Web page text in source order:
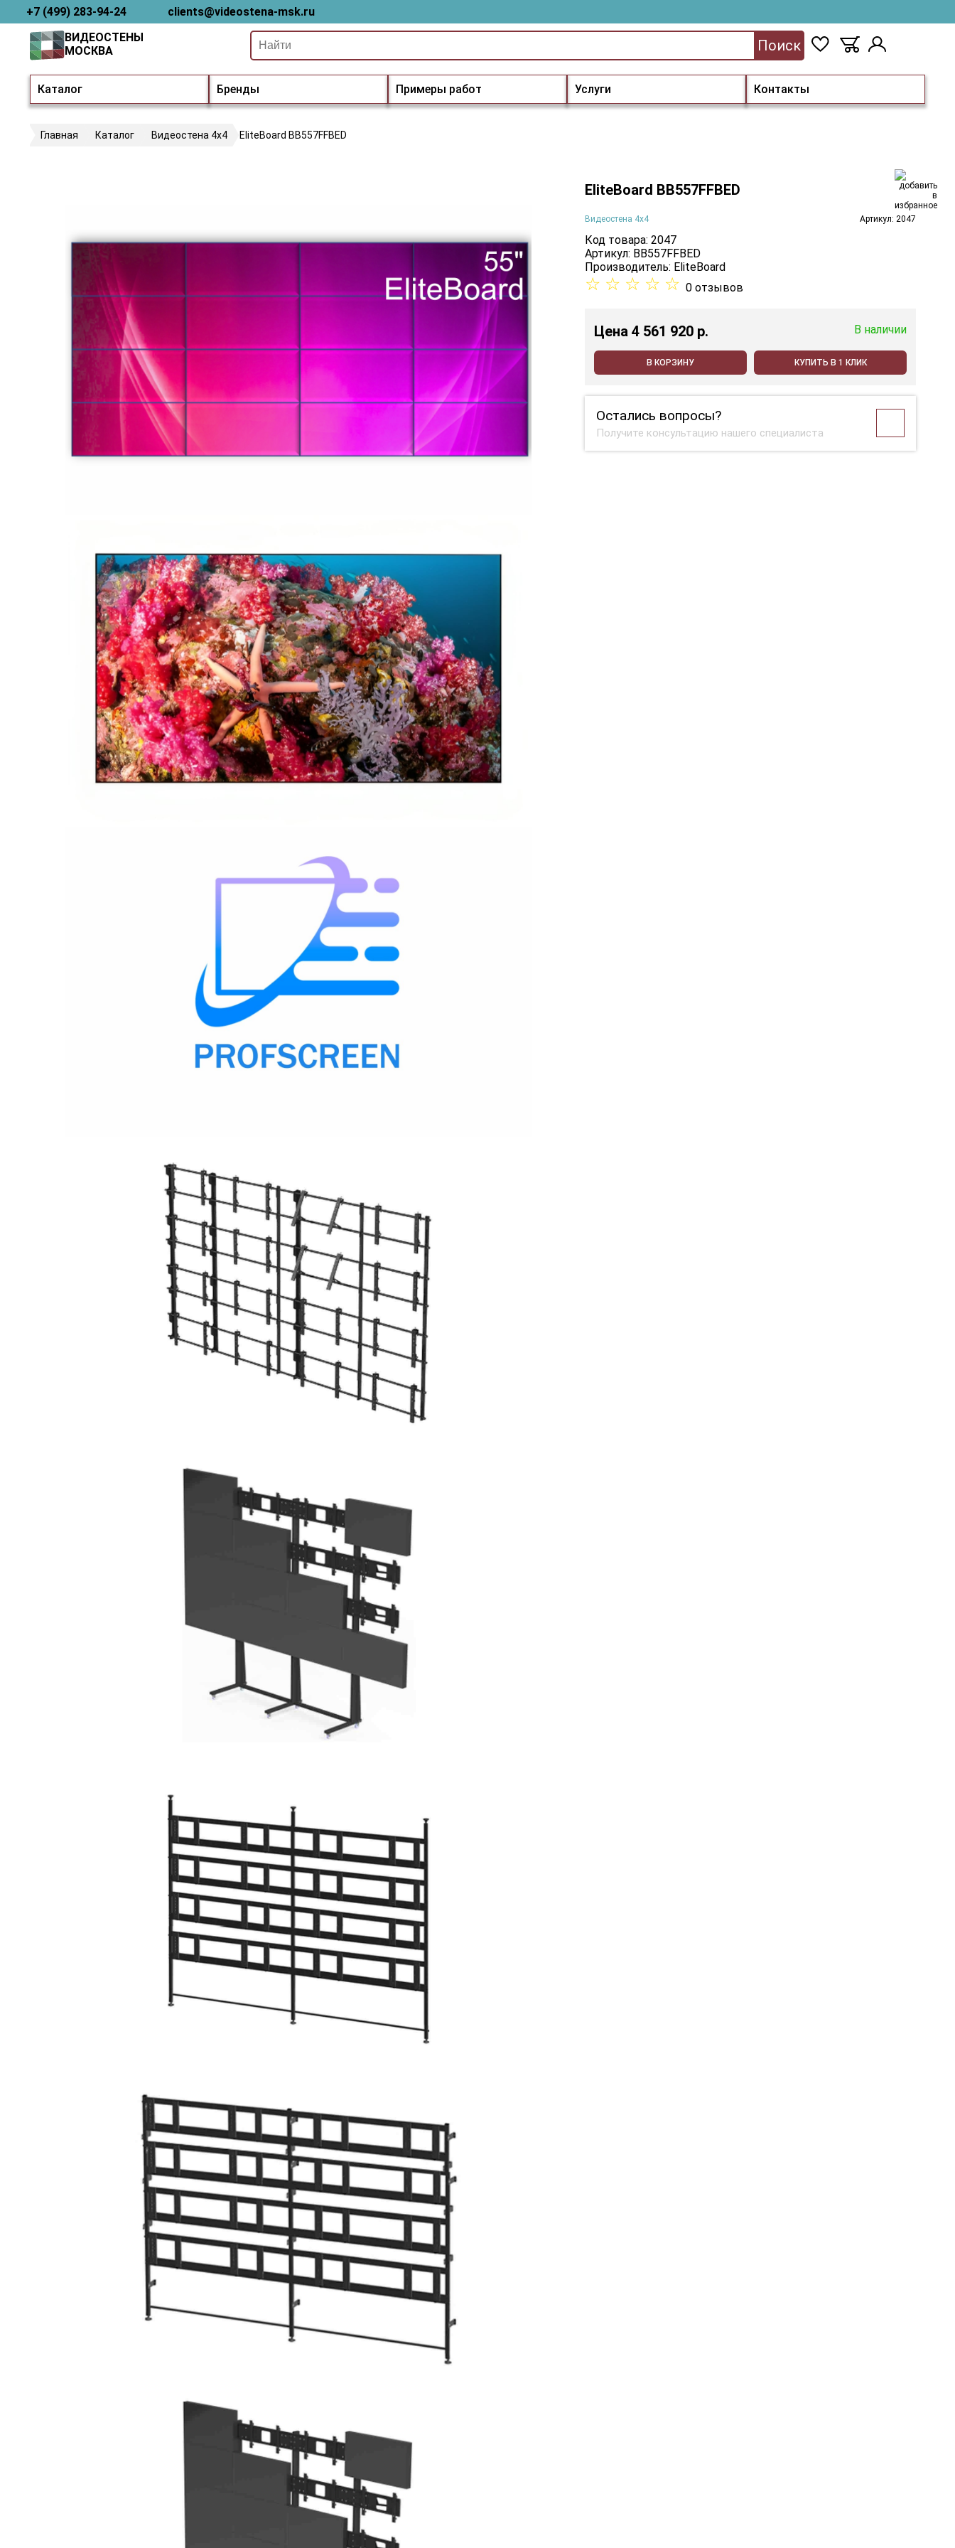
+7 (499) 283-94-24 clients@videostena-msk.ru
Каталог Бренды Примеры работ Услуги Контакты
ВИДЕОСТЕНЫ
МОСКВА
Поиск
Главная Каталог Видеостена 4х4 EliteBoard BB557FFBED
EliteBoard BB557FFBED
Видеостена 4х4 Артикул: 2047
Код товара: 2047
Артикул: BB557FFBED
Производитель: EliteBoard
☆ ☆ ☆ ☆ ☆ 0 отзывов
Цена4 561 920 p. В наличии
В КОРЗИНУ КУПИТЬ В 1 КЛИК
Остались вопросы?
Получите консультацию нашего специалиста